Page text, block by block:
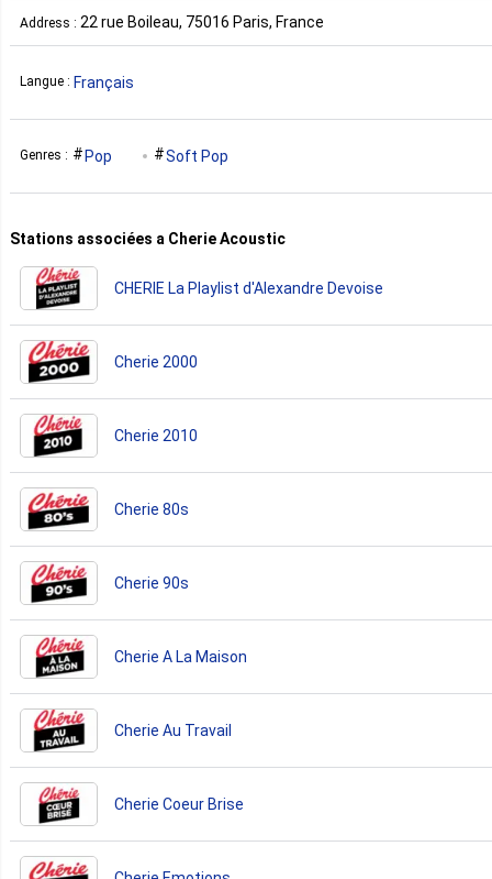
Address : 22 rue Boileau, 75016 Paris, France
Langue : Français
Genres : Pop Soft Pop
Stations associées a Cherie Acoustic
CHERIE La Playlist d'Alexandre Devoise
Cherie 2000
Cherie 2010
Cherie 80s
Cherie 90s
Cherie A La Maison
Cherie Au Travail
Cherie Coeur Brise